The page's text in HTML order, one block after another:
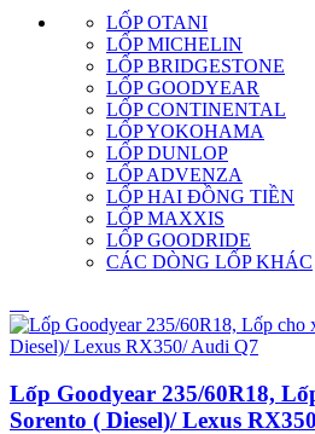
LỐP OTANI
LỐP MICHELIN
LỐP BRIDGESTONE
LỐP GOODYEAR
LỐP CONTINENTAL
LỐP YOKOHAMA
LỐP DUNLOP
LỐP ADVENZA
LỐP HAI ĐỒNG TIỀN
LỐP MAXXIS
LỐP GOODRIDE
CÁC DÒNG LỐP KHÁC
Lốp Goodyear 235/60R18,
Sorento ( Diesel)/ Lexus